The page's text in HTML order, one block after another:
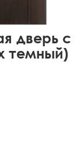
дверь с
темный)